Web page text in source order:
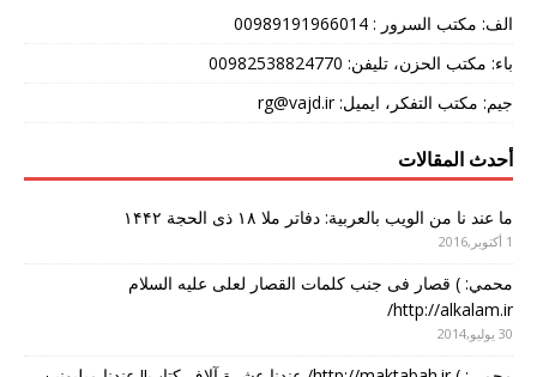
الف: مکتب السرور : 00989191966014
باء: مکتب الحزن، تلیفن: 00982538824770
جیم: مکتب التفکر، ایمیل: rg@vajd.ir
أحدث المقالات
ما عند نا من الویب بالعربیة: دفاتر ملا ۱۸ ذی الحجة ۱۴۴۲
1 أكتوبر,2016
محمي: ) قصار فی جنب کلمات القصار لعلی علیه السلام
http://alkalam.ir/
30 يوليو,2014